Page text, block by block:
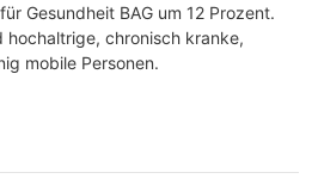
Gesundheit BAG um 12 Prozent.
hochaltrige, chronisch kranke,
mobile Personen.